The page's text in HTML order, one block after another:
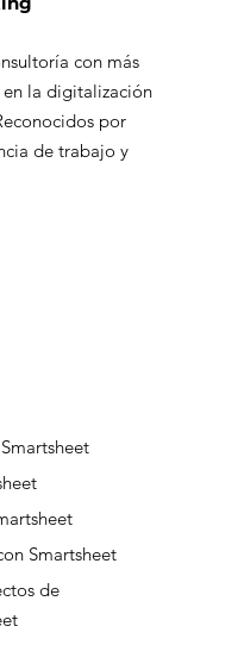
Smartsheet
de
con más
la digitalización
por
de trabajo y